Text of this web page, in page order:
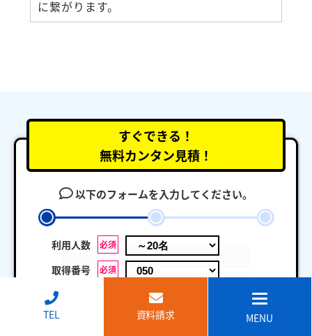
に繋がります。
すぐできる！
無料カンタン見積！
以下のフォームを入力してください。
利用人数 必須
取得番号 必須
ネットFAX
TEL 資料請求 MENU